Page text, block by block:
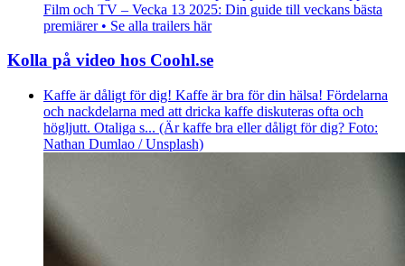
Film och TV – Vecka 13 2025: Din guide till veckans bästa
premiärer • Se alla trailers här
Kolla på video hos Coohl.se
Kaffe är dåligt för dig! Kaffe är bra för din hälsa! Fördelarna
och nackdelarna med att dricka kaffe diskuteras ofta och
högljutt. Otaliga s... (Är kaffe bra eller dåligt för dig? Foto:
Nathan Dumlao / Unsplash)